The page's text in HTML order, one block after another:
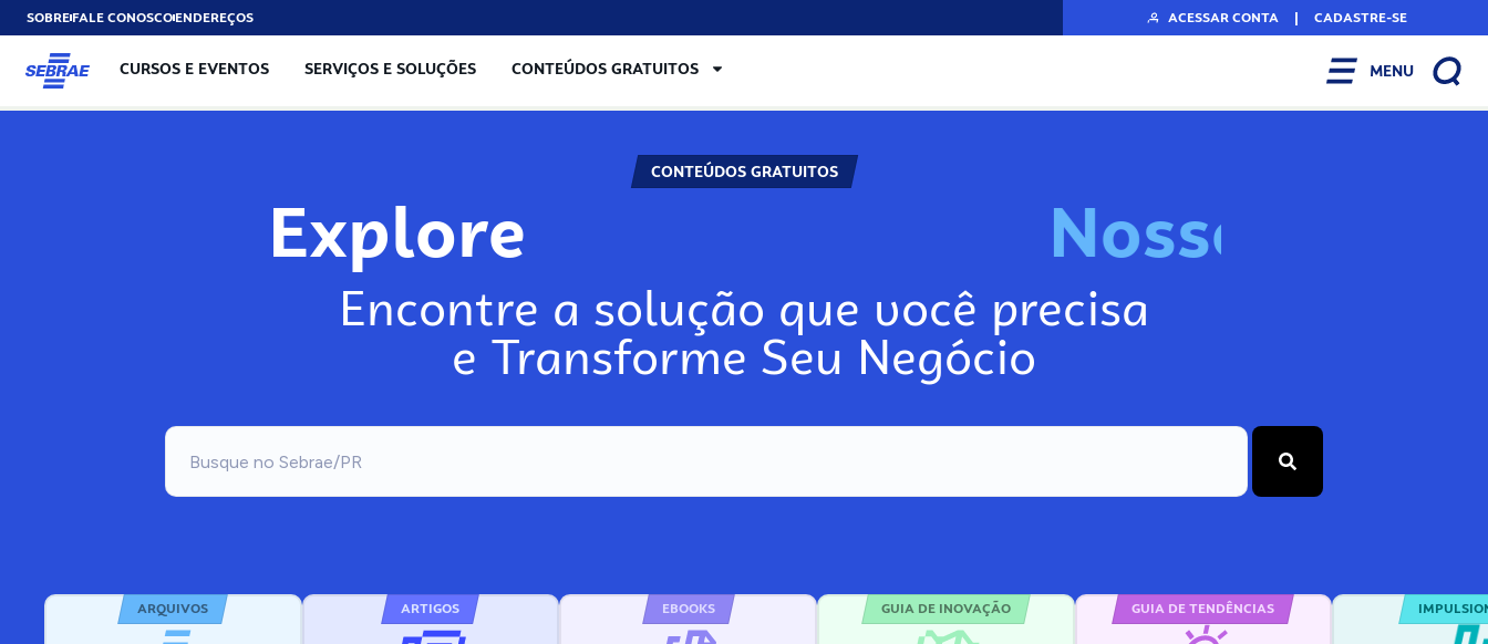
SOBREFALE CONOSCOENDEREÇOS ACESSAR CONTA | CADASTRE-SE
CURSOS E EVENTOS SERVIÇOS E SOLUÇÕES CONTEÚDOS GRATUITOS MENU
CONTEÚDOS GRATUITOS
Explore Nosso
Encontre a solução que você precisa
e Transforme Seu Negócio
ARQUIVOS ARTIGOS EBOOKS GUIA DE INOVAÇÃO GUIA DE TENDÊNCIAS